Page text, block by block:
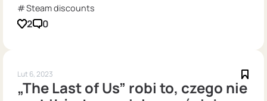
Steam discounts
2 0
Lut 6, 2023
„The Last of Us” robi to, czego nie